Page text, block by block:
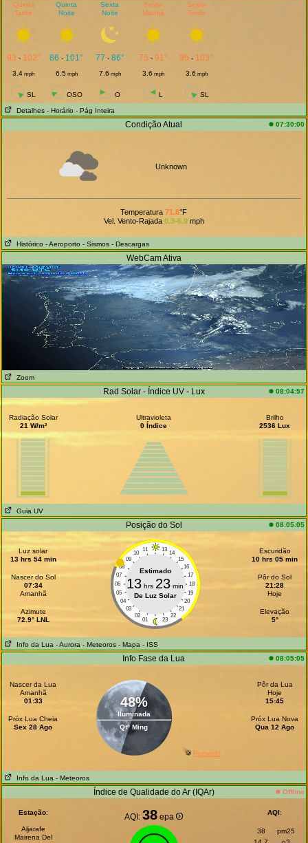
Quinta
Tarde
Quinta
Noite
Sexta
Noite
Sexta
Manhã
Sexta
Tarde
93 - 102° 86 - 101° 77 - 86° 75 - 91° 95 - 103°
3.4 mph 6.5 mph 7.6 mph 3.6 mph 3.6 mph
SL OSO O L SL
Detalhes - Horário - Pág Inteira
Condição Atual 07:30:00
Unknown
Temperatura71.8°F
Vel. Vento-Rajada 0.3-6.9mph
Histórico - Aeroporto - Sismos - Descargas
WebCam Ativa
Zoom
Rad Solar - Índice UV - Lux 08:04:57
Radiação Solar
21 W/m²
Ultravioleta
0 Índice
Brilho
2536 Lux
Guia UV
Posição do Sol 08:05:05
Luz solar
13 hrs 54 min
Nascer do Sol
07:34
Amanhã
Azimute
72.9° LNL
11 13
10
14
09
15
08
16
07
17
06
18
05
19
04
20
03
21
02
22
01 23
Estimado
13 hrs 23 min
De Luz Solar
Escuridão
10 hrs 05 min
Pôr do Sol
21:28
Hoje
Elevação
5°
Info da Lua - Aurora - Meteoros - Mapa - ISS
Info Fase da Lua 08:05:05
Nascer da Lua
Amanhã
01:33
Próx Lua Cheia
Sex 28 Ago
48%
Iluminada
Qtº Ming
Pôr da Lua
Hoje
15:45
Próx Lua Nova
Qua 12 Ago
Perseids
Info da Lua - Meteoros
Índice de Qualidade do Ar (IQAr) Offline
Estação:
Aljarafe
Mairena Del
AQI:38 epa AQI:
38
pm25